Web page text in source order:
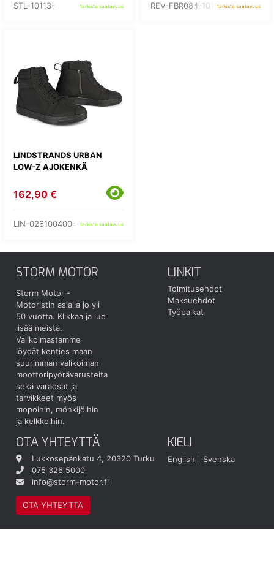
STL-10113- tarkista saatavuus REV-FBR084-1010-tarkista saatavuus
LINDSTRANDS URBAN
LOW-Z AJOKENKÄ
162,90 €
LIN-026100400- tarkista saatavuus
STORM MOTOR
Storm Motor -
Motoristin asialla jo yli
50 vuotta. Klikkaa ja lue
lisää meistä.
Valikoimastamme
löydät kenties maan
suurimman valikoiman
moottoripyörävarusteita
sekä varaosat ja
tarvikkeet myös
mopoihin, mönkijöihin
ja kelkkoihin.
LINKIT
Toimitusehdot
Maksuehdot
Työpaikat
OTA YHTEYTTÄ
Lukkosepänkatu 4, 20320 Turku
075 326 5000
info@storm-motor.fi
OTA YHTEYTTÄ
KIELI
English Svenska